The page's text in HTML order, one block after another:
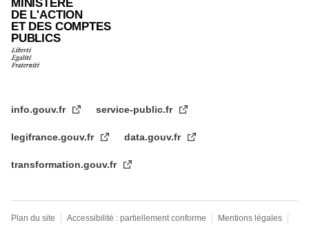
MINISTÈRE
DE L'ACTION
ET DES COMPTES
PUBLICS
info.gouv.fr service-public.fr
legifrance.gouv.fr data.gouv.fr
transformation.gouv.fr
Plan du site Accessibilité : partiellement conforme Mentions légales